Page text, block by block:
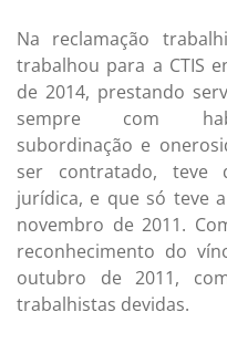
Na reclamação
trabalhou para a CTIS
de 2014, prestando
sempre com
subordinação e
ser contratado, teve
jurídica, e que só teve
novembro de 2011.
reconhecimento do
outubro de 2011,
trabalhistas devidas.